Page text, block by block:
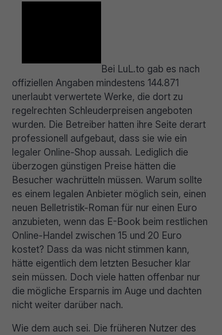
Bei LuL.to gab es nach
offiziellen Angaben mindestens 144.871
unerlaubt verwertete Werke, die dort zu
regelrechten Schleuderpreisen angeboten
wurden. Die Betreiber hatten ihre Seite derart
professionell aufgebaut, dass sie wie ein
legaler Online-Shop aussah. Lediglich die
überzogen günstigen Preise hätten die
Besucher wachrütteln müssen. Warum sollte
es einem legalen Anbieter möglich sein, einen
neuen Belletristik-Roman für nur einen Euro
anzubieten, wenn das E-Book beim restlichen
Online-Handel zwischen 15 und 20 Euro
kostet? Dass da was nicht stimmen kann,
hätte eigentlich dem letzten Besucher klar
sein müssen. Doch viele hatten offenbar nur
die mögliche Ersparnis im Auge und dachten
nicht weiter darüber nach.
Wie dem auch sei. Die früheren Nutzer des